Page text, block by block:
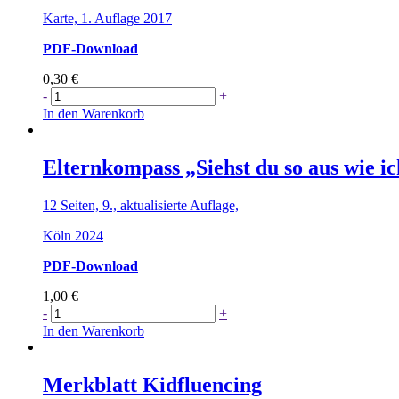
Karte, 1. Auflage 2017
PDF-Download
0,30 €
- Tipps
zur
+
In den Warenkorb
Elternkompass „Siehst du so aus wie
12 Seiten, 9., aktualisierte Auflage,
Köln 2024
PDF-Download
1,00 €
- Elternkompass
„Siehst
aus
wie
+
In den Warenkorb
Merkblatt Kidfluencing